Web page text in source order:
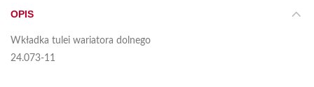
OPIS
Wkładka tulei wariatora dolnego
24.073-11